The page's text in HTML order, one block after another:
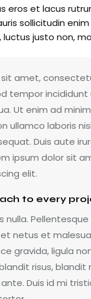
eros et lacus
sollicitudin enim
justo non,
amet,
tempor
Ut enim ad
ullamco laboris
Duis aute
ipsum dolor sit
elit.
to every
nulla.
netus et
gravida, ligula
risus, blandit
Duis id mi